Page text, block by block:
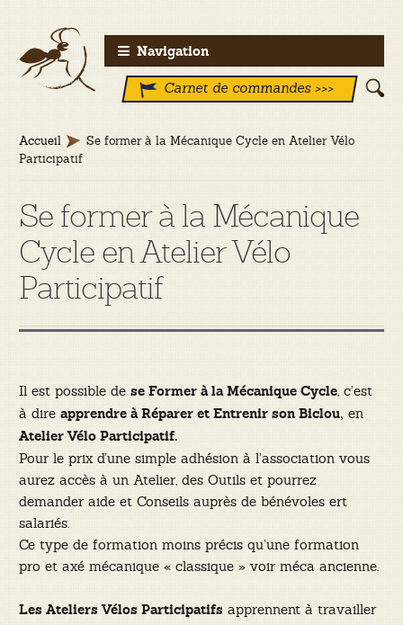
Aller
à
Aller
au
contenu
Navigation
Carnet de commandes >>>
Accueil
Se former à la Mécanique Cycle en Atelier Vélo
Participatif
Se former à la Mécanique
Cycle en Atelier Vélo
Participatif
Il est possible de se Former à la Mécanique Cycle, c’est
à dire apprendre à Réparer et Entrenir son Biclou, en
Atelier Vélo Participatif.
Pour le prix d’une simple adhésion à l’association vous
aurez accès à un Atelier, des Outils et pourrez
demander aide et Conseils auprès de bénévoles ert
salariés.
Ce type de formation moins précis qu’une formation
pro et axé mécanique « classique » voir méca ancienne.
Les Ateliers Vélos Participatifs apprennent à travailler